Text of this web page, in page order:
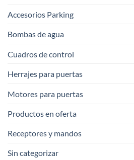
Accesorios Parking
Bombas de agua
Cuadros de control
Herrajes para puertas
Motores para puertas
Productos en oferta
Receptores y mandos
Sin categorizar